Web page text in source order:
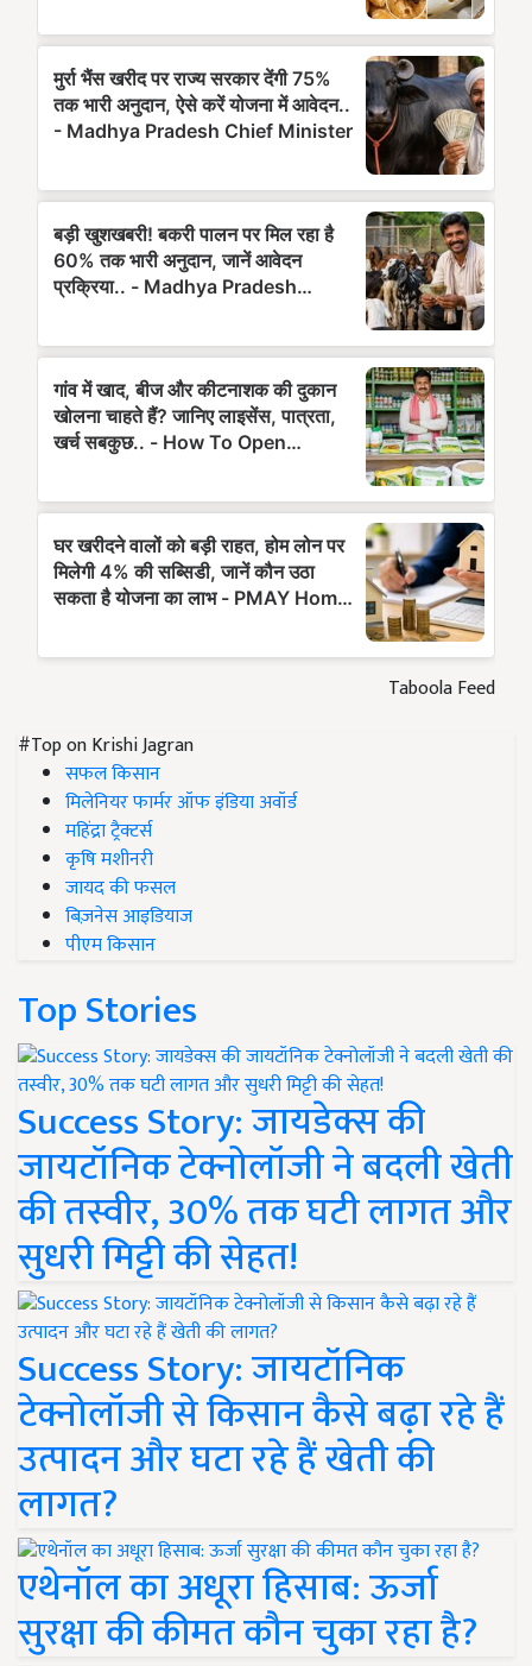
Taboola Feed
#Top on Krishi Jagran
सफल किसान
मिलेनियर फार्मर ऑफ इंडिया अवॉर्ड
महिंद्रा ट्रैक्टर्स
कृषि मशीनरी
जायद की फसल
बिज़नेस आइडियाज
पीएम किसान
Top Stories
Success Story: जायडेक्स की
जायटॉनिक टेक्नोलॉजी ने बदली खेती
की तस्वीर, 30% तक घटी लागत और
सुधरी मिट्टी की सेहत!
Success Story: जायटॉनिक
टेक्नोलॉजी से किसान कैसे बढ़ा रहे हैं
उत्पादन और घटा रहे हैं खेती की
लागत?
एथेनॉल का अधूरा हिसाब: ऊर्जा
सुरक्षा की कीमत कौन चुका रहा है?